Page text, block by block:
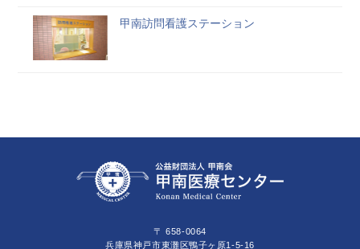
甲南訪問看護ステーション
〒 658-0064
兵庫県神戸市東灘区鴨子ヶ原1-5-16